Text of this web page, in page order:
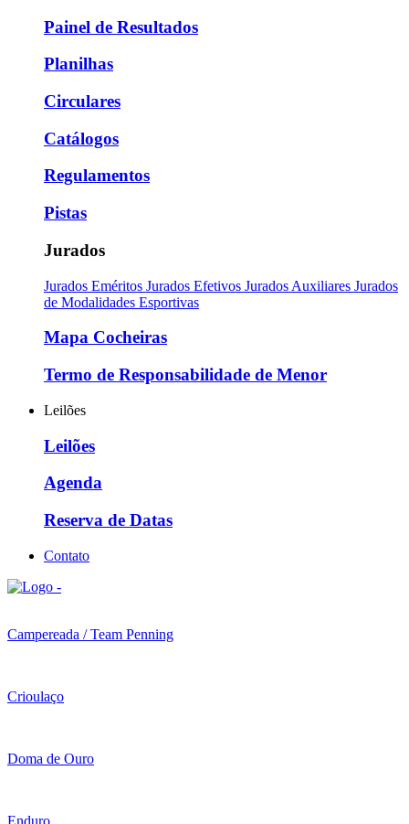
Painel de Resultados
Planilhas
Circulares
Catálogos
Regulamentos
Pistas
Jurados
Jurados Eméritos Jurados Efetivos Jurados Auxiliares Jurados
de Modalidades Esportivas
Mapa Cocheiras
Termo de Responsabilidade de Menor
Leilões
Leilões
Agenda
Reserva de Datas
Contato
Campereada / Team Penning
Crioulaço
Doma de Ouro
Enduro